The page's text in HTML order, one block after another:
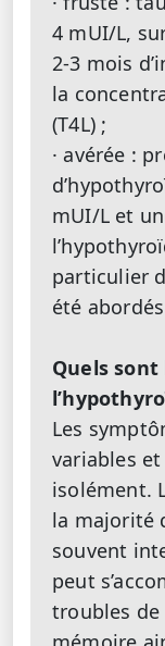
4 mUI/L,
2-3 mois
la
(T4L) ;
· avérée :
mUI/L et
particulier
été
Quels
Les
variables
isolément.
la majorité
souvent
peut
troubles